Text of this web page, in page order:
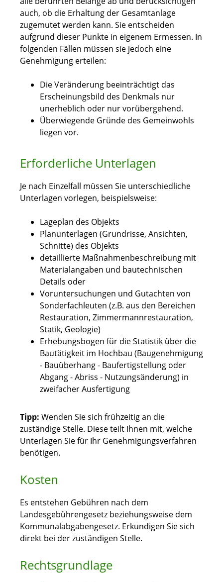
auch, ob die Erhaltung der Gesamtanlage
zugemutet werden kann. Sie entscheiden
aufgrund dieser Punkte in eigenem Ermessen. In
folgenden Fällen müssen sie jedoch eine
Genehmigung erteilen:
Die Veränderung beeinträchtigt das
Erscheinungsbild des Denkmals nur
unerheblich oder nur vorübergehend.
Überwiegende Gründe des Gemeinwohls
liegen vor.
Erforderliche Unterlagen
Je nach Einzelfall müssen Sie unterschiedliche
Unterlagen vorlegen, beispielsweise:
Lageplan des Objekts
Planunterlagen (Grundrisse, Ansichten,
Schnitte) des Objekts
detaillierte Maßnahmenbeschreibung mit
Materialangaben und bautechnischen
Details oder
Voruntersuchungen und Gutachten von
Sonderfachleuten (z.B. aus den Bereichen
Restauration, Zimmermannrestauration,
Statik, Geologie)
Erhebungsbogen für die Statistik über die
Bautätigkeit im Hochbau (Baugenehmigung
- Bauüberhang - Baufertigstellung oder
Abgang - Abriss - Nutzungsänderung) in
zweifacher Ausfertigung
Tipp: Wenden Sie sich frühzeitig an die
zuständige Stelle. Diese teilt Ihnen mit, welche
Unterlagen Sie für Ihr Genehmigungsverfahren
benötigen.
Kosten
Es entstehen Gebühren nach dem
Landesgebührengesetz beziehungsweise dem
Kommunalabgabengesetz. Erkundigen Sie sich
direkt bei der zuständigen Stelle.
Rechtsgrundlage